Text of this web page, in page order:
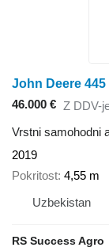
John Deere 445
46.000 € Z DDV-
Vrstni samohodni
2019
Pokritost 4,55 m
Uzbekistan
RS Success Agro